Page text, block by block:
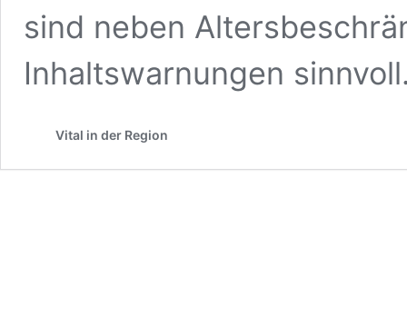
sind neben
Inhaltswarnungen
Vital in der Region